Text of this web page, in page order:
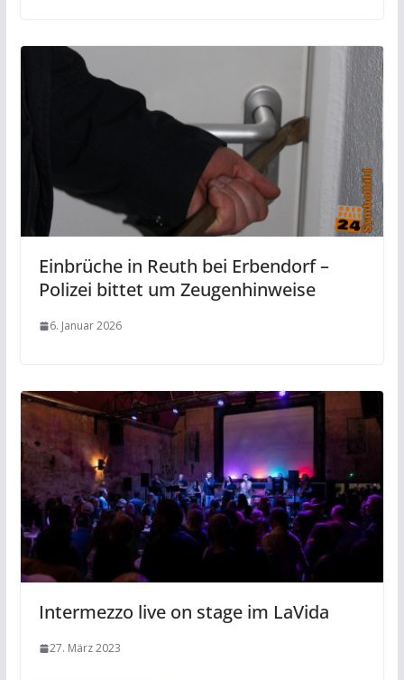
Einbrüche in Reuth bei Erbendorf –
Polizei bittet um Zeugenhinweise
6. Januar 2026
Intermezzo live on stage im LaVida
27. März 2023